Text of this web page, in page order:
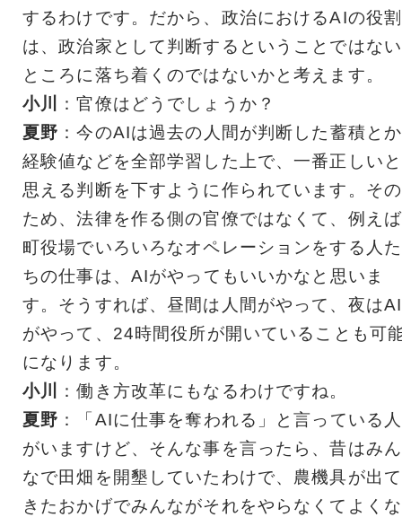
するわけです。だから、政治におけるAIの役割
は、政治家として判断するということではない
ところに落ち着くのではないかと考えます。
小川
：官僚はどうでしょうか？
夏野 ：今のAIは過去の人間が判断した蓄積とか
経験値などを全部学習した上で、一番正しいと
思える判断を下すように作られています。その
ため、法律を作る側の官僚ではなくて、例えば
町役場でいろいろなオペレーションをする人た
ちの仕事は、AIがやってもいいかなと思いま
す。そうすれば、昼間は人間がやって、夜はAI
がやって、24時間役所が開いていることも可
になります。
小川
：働き方改革にもなるわけですね。
夏野 ：「AIに仕事を奪われる」と言っている人
がいますけど、そんな事を言ったら、昔はみん
なで田畑を開墾していたわけで、農機具が出て
きたおかげでみんながそれをやらなくてよくな